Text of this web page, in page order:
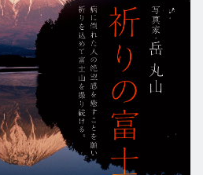
芸術・芸能
自然
暦と暮らし
小野里茶の湯クラブ